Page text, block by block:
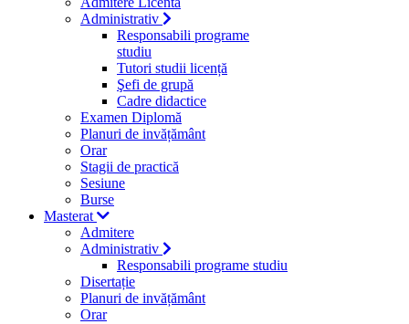
Administrativ
Responsabili programe
studiu
Tutori studii licență
Şefi de grupă
Cadre didactice
Examen Diplomă
Planuri de invățământ
Orar
Stagii de practică
Sesiune
Burse
Masterat
Admitere
Administrativ
Responsabili programe studiu
Disertație
Planuri de invățământ
Orar